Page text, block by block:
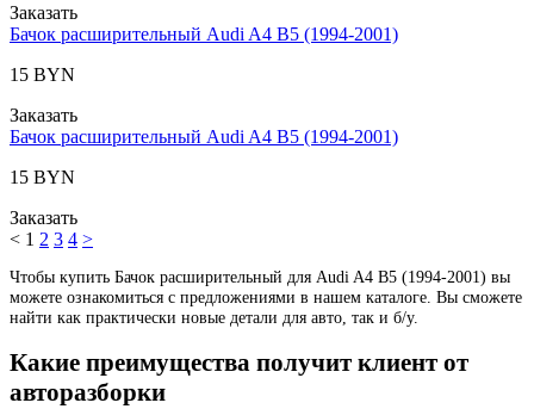
Заказать
Бачок расширительный Audi A4 B5 (1994-2001)
15 BYN
Заказать
Бачок расширительный Audi A4 B5 (1994-2001)
15 BYN
Заказать
< 1 2 3 4 >
Чтобы купить Бачок расширительный для Audi A4 B5 (1994-2001) вы
можете ознакомиться с предложениями в нашем каталоге. Вы сможете
найти как практически новые детали для авто, так и б/у.
Какие преимущества получит клиент от
авторазборки